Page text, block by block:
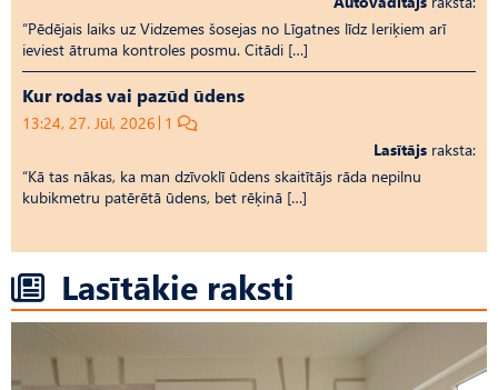
“Pēdējais laiks uz Vid­ze­mes šosejas no Līgatnes līdz Ieriķiem arī
ieviest ātruma kontroles posmu. Citādi […]
Kur rodas vai pazūd ūdens
13:24, 27. Jūl, 2026 1
Lasītājs raksta:
“Kā tas nākas, ka man dzīvoklī ūdens skaitītājs rāda nepilnu
kubikmetru patērētā ūdens, bet rēķinā […]
Lasītākie raksti